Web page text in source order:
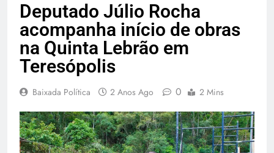
Deputado Júlio Rocha
acompanha início de obras
na Quinta Lebrão em
Teresópolis
Baixada Política 2 Anos Ago 0 2 Mins